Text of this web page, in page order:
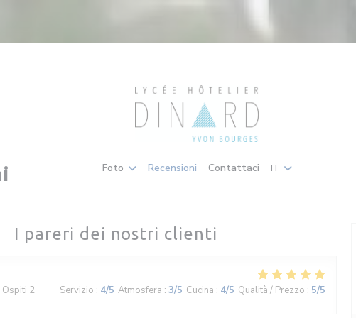
Foto Recensioni Contattaci IT
I pareri dei nostri clienti
2 Servizio : 4/5 Atmosfera : 3/5 Cucina : 4/5 Qualità / Prezzo : 5/5